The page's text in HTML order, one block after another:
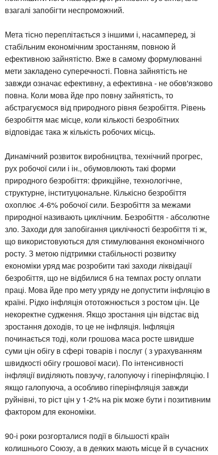
взагалі запобігти неспроможний.
Мета тісно переплітається з іншими і, насамперед, зі
стабільним економічним зростанням, повною й
ефективною зайнятістю. Вже в самому формулюванні
мети закладено суперечності. Повна зайнятість не
завжди означає ефективну, а ефективна - не обов'язково
повна. Коли мова йде про повну зайнятість, то
абстрагуємося від природного рівня безробіття. Рівень
безробіття має місце, коли кількості безробітних
відповідає така ж кількість робочих місць.
Динамічний розвиток виробництва, технічний прогрес,
рух робочої сили і ін., обумовлюють такі форми
природного безробіття: фрикційне, технологічне,
структурне, інституцюнальне. Кількісно безробіття
охоплює .4-6% робочої сили. Безробіття за межами
природної називають циклічним. Безробіття - абсолютне
зло. Заходи для запобігання циклічності безробіття ті ж,
що використовуються для стимулювання економічного
росту. З метою підтримки стабільності розвитку
економіки уряд має розробити такі заходи ліквідації
безробіття, що не відбилися б на темпах росту оплати
праці. Мова йде про мету уряду не допустити інфляцію в
країні. Рідко інфляція ототожнюється з ростом цін. Це
некоректне судження. Якщо зростання цін відстає від
зростання доходів, то це не інфляція. Інфляція
починається тоді, коли грошова маса росте швидше
суми цін обігу в сфері товарів і послуг ( з урахуванням
швидкості обігу грошової маси). По інтенсивності
інфляції виділяють повзучу, галопуючу і гіперінфляцію. І
якщо галопуюча, а особливо гіперінфляція завжди
руйнівні, то ріст цін у 1-2% на рік може бути і позитивним
фактором для економіки.
90-і роки розгорталися події в більшості країн
колишнього Союзу, а в деяких мають місце й в сучасних